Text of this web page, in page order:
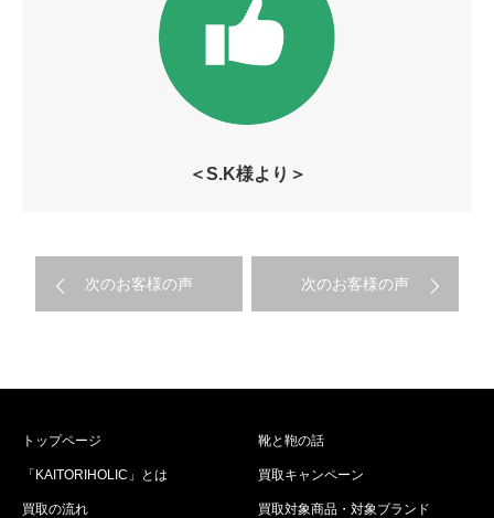
＜S.K様より＞
次のお客様の声 次のお客様の声
トップページ
「KAITORIHOLIC」とは
買取の流れ
靴と鞄の話
買取キャンペーン
買取対象商品・対象ブランド